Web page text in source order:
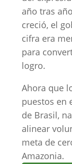
año tras
creció, el
cifra era
para
logro.
Ahora que
puestos en
de Brasil,
alinear
meta de
Amazonia.